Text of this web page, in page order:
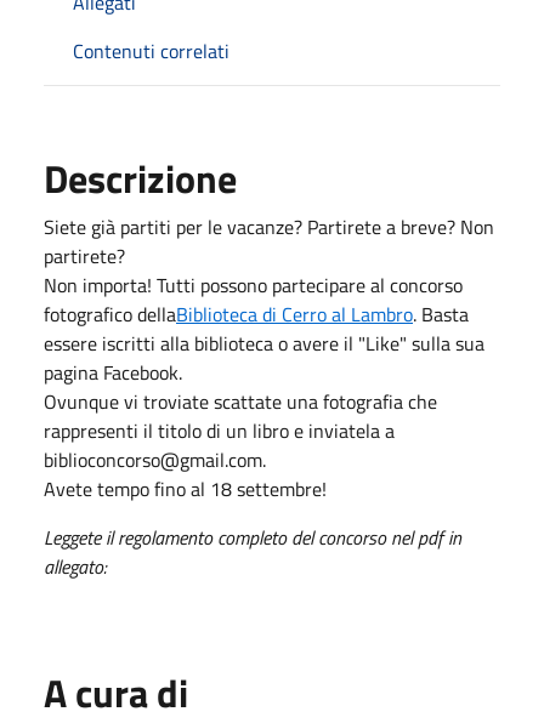
Contenuti correlati
Descrizione
Siete già partiti per le vacanze? Partirete a breve? Non
partirete?
Non importa! Tutti possono partecipare al concorso
fotografico dellaBiblioteca di Cerro al Lambro. Basta
essere iscritti alla biblioteca o avere il "Like" sulla sua
pagina Facebook.
Ovunque vi troviate scattate una fotografia che
rappresenti il titolo di un libro e inviatela a
biblioconcorso@gmail.com.
Avete tempo fino al 18 settembre!
Leggete il regolamento completo del concorso nel pdf in
allegato:
A cura di